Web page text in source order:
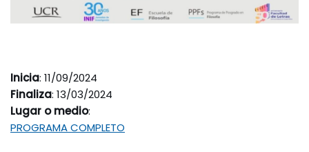
Inicia: 11/09/2024
Finaliza: 13/03/2024
Lugar o medio:
PROGRAMA COMPLETO